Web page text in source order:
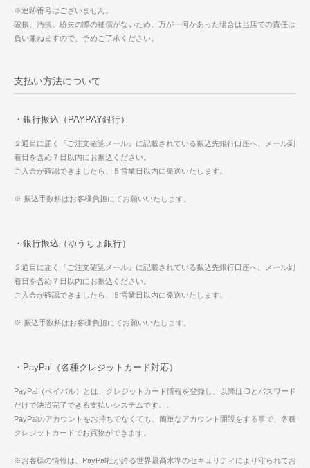
※追跡番号はございません。
破損、汚損、紛失の際の補償がないため、万が一何かあった場合は当店での責任は
負い兼ねますので、予めご了承ください。
支払い方法について
・銀行振込（PAYPAY銀行）
２通目に届く『ご注文確認メール』に記載されている振込先銀行口座へ、メール到
着日を含め７日以内にお振込ください。
ご入金が確認できましたら、５営業日以内に発送いたします。
※ 振込手数料はお客様負担にてお願いいたします。
・銀行振込（ゆうちょ銀行）
２通目に届く『ご注文確認メール』に記載されている振込先銀行口座へ、メール到
着日を含め７日以内にお振込ください。
ご入金が確認できましたら、５営業日以内に発送いたします。
※ 振込手数料はお客様負担にてお願いいたします。
・PayPal（各種クレジットカード対応）
PayPal（ペイパル）とは、クレジットカード情報を登録し、以降はIDとパスワード
だけで決済完了できる支払いシステムです。。
PayPalのアカウントをお持ちでなくても、簡単なアカウント開設をする事で、各種
クレジットカードでお買物ができます。
※お客様の情報は、PayPal社が誇る世界最高水準のセキュリティにより守られてお